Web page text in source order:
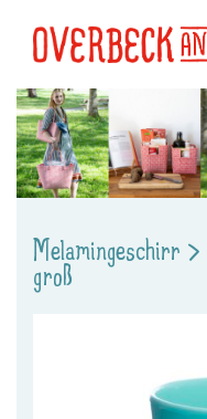
Melamingeschirr >
groß